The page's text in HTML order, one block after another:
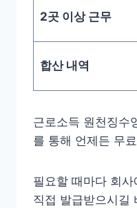
2곳 이상 근무
합산 내역
근로소득 원천징수
를 통해 언제든 무
필요할 때마다 회
직접 발급받으시길